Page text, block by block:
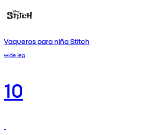
Vaqueros para niña Stitch
wide leg
10